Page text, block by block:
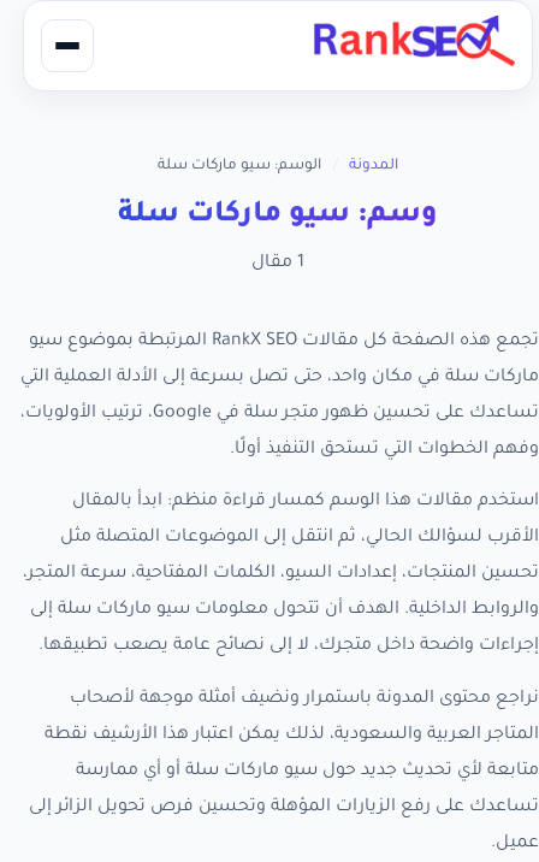
المدونة الوسم: سيو ماركات سلة
وسم: سيو ماركات سلة
1 مقال
تجمع هذه الصفحة كل مقالات RankX SEO المرتبطة بموضوع سيو
ماركات سلة في مكان واحد، حتى تصل بسرعة إلى الأدلة العملية التي
تساعدك على تحسين ظهور متجر سلة في Google، ترتيب الأولويات،
وفهم الخطوات التي تستحق التنفيذ أولًا.
استخدم مقالات هذا الوسم كمسار قراءة منظم: ابدأ بالمقال
الأقرب لسؤالك الحالي، ثم انتقل إلى الموضوعات المتصلة مثل
تحسين المنتجات، إعدادات السيو، الكلمات المفتاحية، سرعة المتجر،
والروابط الداخلية. الهدف أن تتحول معلومات سيو ماركات سلة إلى
إجراءات واضحة داخل متجرك، لا إلى نصائح عامة يصعب تطبيقها.
نراجع محتوى المدونة باستمرار ونضيف أمثلة موجهة لأصحاب
المتاجر العربية والسعودية، لذلك يمكن اعتبار هذا الأرشيف نقطة
متابعة لأي تحديث جديد حول سيو ماركات سلة أو أي ممارسة
تساعدك على رفع الزيارات المؤهلة وتحسين فرص تحويل الزائر إلى
عميل.